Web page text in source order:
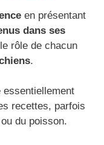
en présentant
dans ses
rôle de chacun
.
essentiellement
recettes, parfois
du poisson.